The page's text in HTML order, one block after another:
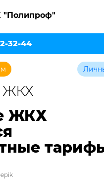
32-44
ЖКХ
ЖКХ